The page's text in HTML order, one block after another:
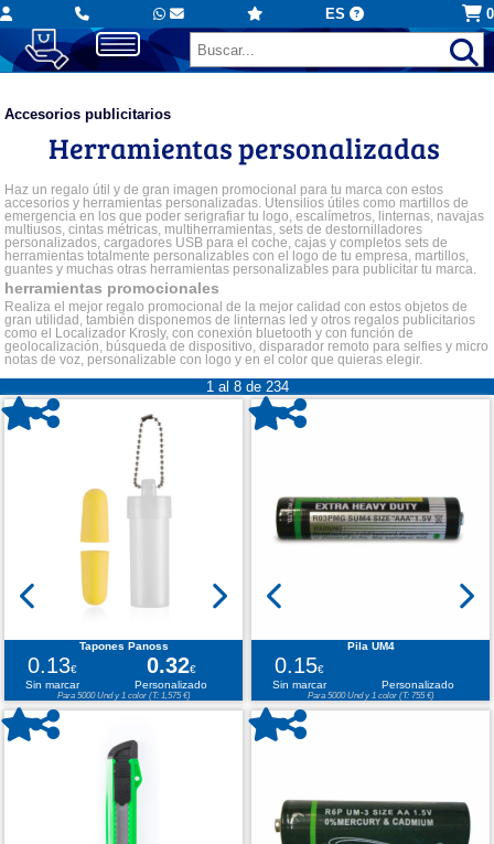
ES 0
Accesorios publicitarios
Herramientas personalizadas
Haz un regalo útil y de gran imagen promocional para tu marca con estos
accesorios y herramientas personalizadas. Utensilios útiles como martillos de
emergencia en los que poder serigrafiar tu logo, escalímetros, linternas, navajas
multiusos, cintas métricas, multiherramientas, sets de destornilladores
personalizados, cargadores USB para el coche, cajas y completos sets de
herramientas totalmente personalizables con el logo de tu empresa, martillos,
guantes y muchas otras herramientas personalizables para publicitar tu marca.
herramientas promocionales
Realiza el mejor regalo promocional de la mejor calidad con estos objetos de
gran utilidad, también disponemos de linternas led y otros regalos publicitarios
como el Localizador Krosly, con conexión bluetooth y con función de
geolocalización, búsqueda de dispositivo, disparador remoto para selfies y micro
notas de voz, personalizable con logo y en el color que quieras elegir.
1 al 8 de 234
Tapones Panoss
0.13€ 0.32€
Sin marcar
Personalizado
Para 5000 Und y 1 color (T: 1,575 €)
Pila UM4
0.15€
Sin marcar
Personalizado
Para 5000 Und y 1 color (T: 755 €)